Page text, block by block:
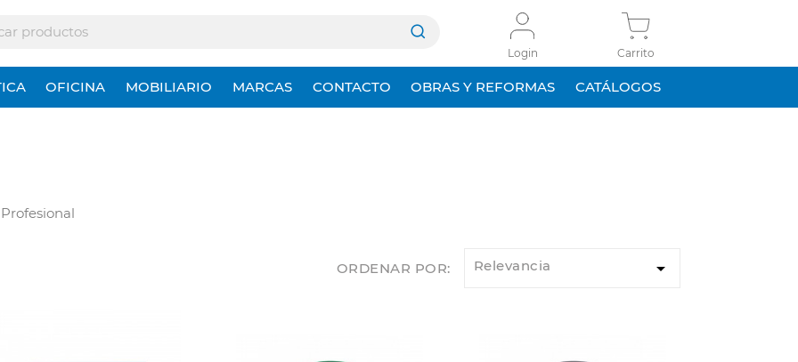
Login Carrito
OFICINA MOBILIARIO MARCAS CONTACTO OBRAS Y REFORMAS CATÁLOGOS
ORDENAR POR: Relevancia 